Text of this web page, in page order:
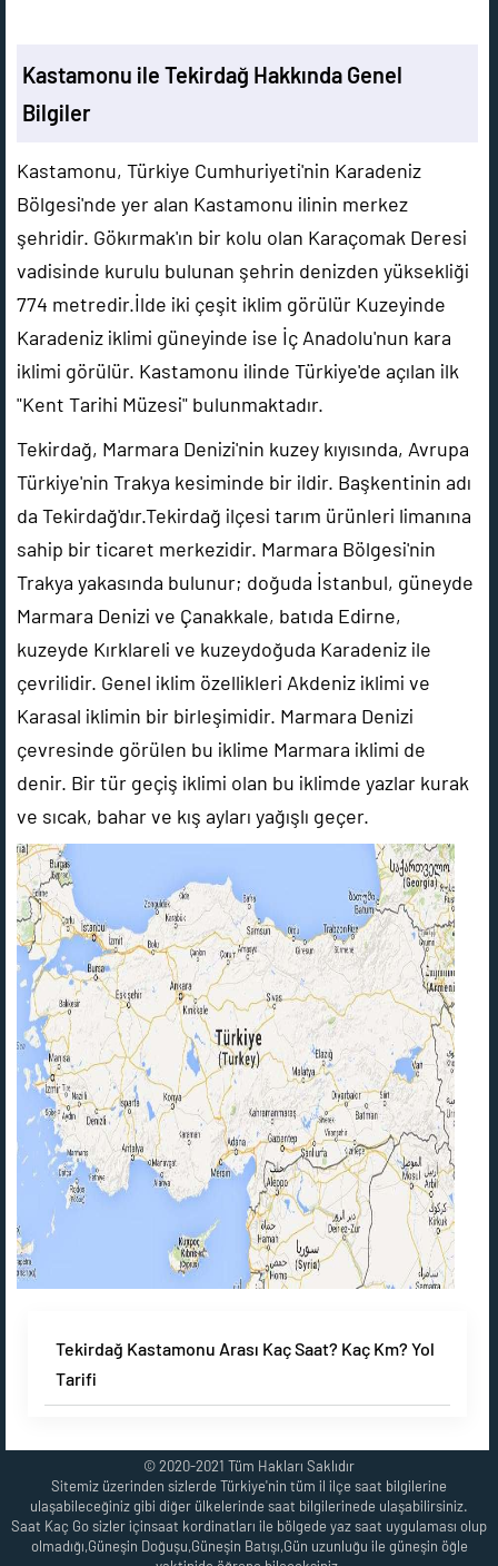
Kastamonu ile Tekirdağ Hakkında Genel
Bilgiler
Kastamonu, Türkiye Cumhuriyeti'nin Karadeniz
Bölgesi'nde yer alan Kastamonu ilinin merkez
şehridir. Gökırmak'ın bir kolu olan Karaçomak Deresi
vadisinde kurulu bulunan şehrin denizden yüksekliği
774 metredir.İlde iki çeşit iklim görülür Kuzeyinde
Karadeniz iklimi güneyinde ise İç Anadolu'nun kara
iklimi görülür. Kastamonu ilinde Türkiye'de açılan ilk
"Kent Tarihi Müzesi" bulunmaktadır.
Tekirdağ, Marmara Denizi'nin kuzey kıyısında, Avrupa
Türkiye'nin Trakya kesiminde bir ildir. Başkentinin adı
da Tekirdağ'dır.Tekirdağ ilçesi tarım ürünleri limanına
sahip bir ticaret merkezidir. Marmara Bölgesi'nin
Trakya yakasında bulunur; doğuda İstanbul, güneyde
Marmara Denizi ve Çanakkale, batıda Edirne,
kuzeyde Kırklareli ve kuzeydoğuda Karadeniz ile
çevrilidir. Genel iklim özellikleri Akdeniz iklimi ve
Karasal iklimin bir birleşimidir. Marmara Denizi
çevresinde görülen bu iklime Marmara iklimi de
denir. Bir tür geçiş iklimi olan bu iklimde yazlar kurak
ve sıcak, bahar ve kış ayları yağışlı geçer.
Tekirdağ Kastamonu Arası Kaç Saat? Kaç Km? Yol
Tarifi
© 2020-2021 Tüm Hakları Saklıdır
Sitemiz üzerinden sizlerde Türkiye'nin tüm il ilçe saat bilgilerine
ulaşabileceğiniz gibi diğer ülkelerinde saat bilgilerinede ulaşabilirsiniz.
Saat Kaç Go sizler içinsaat kordinatları ile bölgede yaz saat uygulaması olup
olmadığı,Güneşin Doğuşu,Güneşin Batışı,Gün uzunluğu ile güneşin öğle